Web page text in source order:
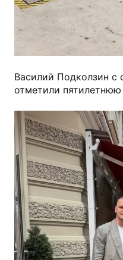
Василий Подколзин с
отметили